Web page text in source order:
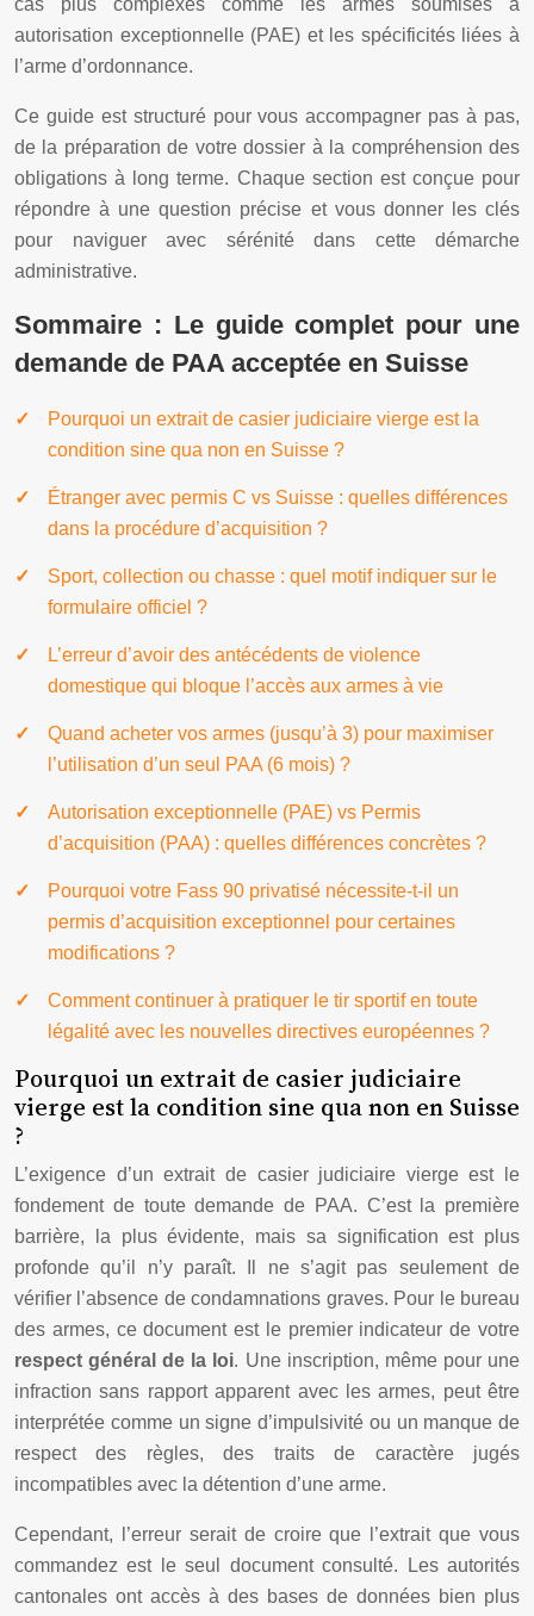
cas plus complexes comme les armes soumises à
autorisation exceptionnelle (PAE) et les spécificités liées à
l’arme d’ordonnance.
Ce guide est structuré pour vous accompagner pas à pas,
de la préparation de votre dossier à la compréhension des
obligations à long terme. Chaque section est conçue pour
répondre à une question précise et vous donner les clés
pour naviguer avec sérénité dans cette démarche
administrative.
Sommaire : Le guide complet pour une
demande de PAA acceptée en Suisse
Pourquoi un extrait de casier judiciaire vierge est la
condition sine qua non en Suisse ?
Étranger avec permis C vs Suisse : quelles différences
dans la procédure d’acquisition ?
Sport, collection ou chasse : quel motif indiquer sur le
formulaire officiel ?
L’erreur d’avoir des antécédents de violence
domestique qui bloque l’accès aux armes à vie
Quand acheter vos armes (jusqu’à 3) pour maximiser
l’utilisation d’un seul PAA (6 mois) ?
Autorisation exceptionnelle (PAE) vs Permis
d’acquisition (PAA) : quelles différences concrètes ?
Pourquoi votre Fass 90 privatisé nécessite-t-il un
permis d’acquisition exceptionnel pour certaines
modifications ?
Comment continuer à pratiquer le tir sportif en toute
légalité avec les nouvelles directives européennes ?
Pourquoi un extrait de casier judiciaire
vierge est la condition sine qua non en Suisse
?
L’exigence d’un extrait de casier judiciaire vierge est le
fondement de toute demande de PAA. C’est la première
barrière, la plus évidente, mais sa signification est plus
profonde qu’il n’y paraît. Il ne s’agit pas seulement de
vérifier l’absence de condamnations graves. Pour le bureau
des armes, ce document est le premier indicateur de votre
respect général de la loi. Une inscription, même pour une
infraction sans rapport apparent avec les armes, peut être
interprétée comme un signe d’impulsivité ou un manque de
respect des règles, des traits de caractère jugés
incompatibles avec la détention d’une arme.
Cependant, l’erreur serait de croire que l’extrait que vous
commandez est le seul document consulté. Les autorités
cantonales ont accès à des bases de données bien plus